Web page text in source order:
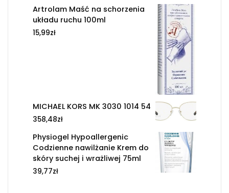
Artrolam Maść na schorzenia
układu ruchu 100ml
15,99zł
MICHAEL KORS MK 3030 1014 54
358,48zł
Physiogel Hypoallergenic
Codzienne nawilżanie Krem do
skóry suchej i wrażliwej 75ml
39,77zł